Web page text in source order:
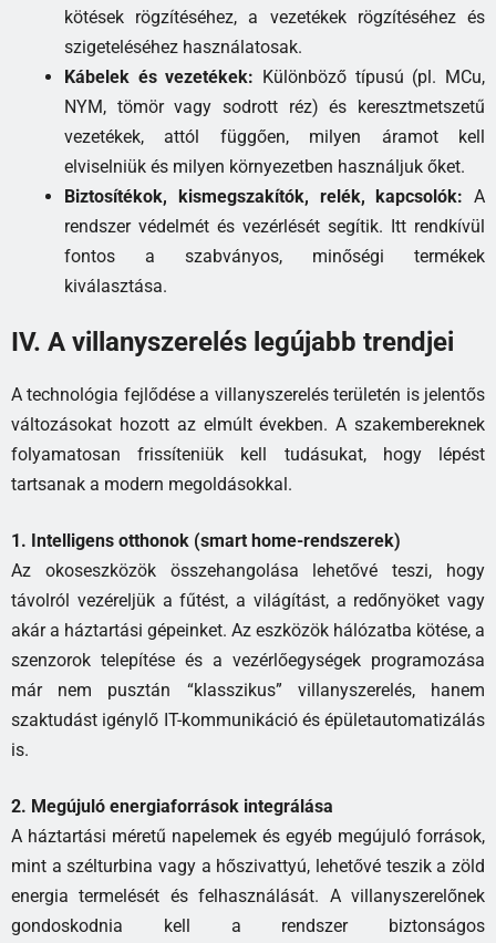
kötések rögzítéséhez, a vezetékek rögzítéséhez és
szigeteléséhez használatosak.
Kábelek és vezetékek: Különböző típusú (pl. MCu,
NYM, tömör vagy sodrott réz) és keresztmetszetű
vezetékek, attól függően, milyen áramot kell
elviselniük és milyen környezetben használjuk őket.
Biztosítékok, kismegszakítók, relék, kapcsolók: A
rendszer védelmét és vezérlését segítik. Itt rendkívül
fontos a szabványos, minőségi termékek
kiválasztása.
IV. A villanyszerelés legújabb trendjei
A technológia fejlődése a villanyszerelés területén is jelentős
változásokat hozott az elmúlt években. A szakembereknek
folyamatosan frissíteniük kell tudásukat, hogy lépést
tartsanak a modern megoldásokkal.
1. Intelligens otthonok (smart home-rendszerek)
Az okoseszközök összehangolása lehetővé teszi, hogy
távolról vezéreljük a fűtést, a világítást, a redőnyöket vagy
akár a háztartási gépeinket. Az eszközök hálózatba kötése, a
szenzorok telepítése és a vezérlőegységek programozása
már nem pusztán “klasszikus” villanyszerelés, hanem
szaktudást igénylő IT-kommunikáció és épületautomatizálás
is.
2. Megújuló energiaforrások integrálása
A háztartási méretű napelemek és egyéb megújuló források,
mint a szélturbina vagy a hőszivattyú, lehetővé teszik a zöld
energia termelését és felhasználását. A villanyszerelőnek
gondoskodnia kell a rendszer biztonságos